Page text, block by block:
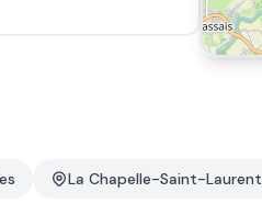
La Chapelle-Saint-Laurent